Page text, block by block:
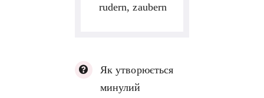
rudern, zaubern
Як утворюється
минулий